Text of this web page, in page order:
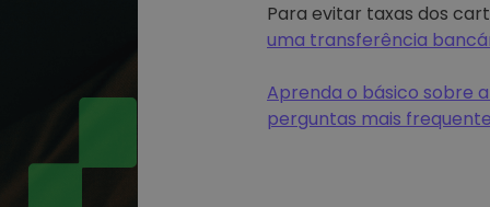
Para evitar taxas dos
uma transferência
Aprenda o básico sobre
perguntas mais